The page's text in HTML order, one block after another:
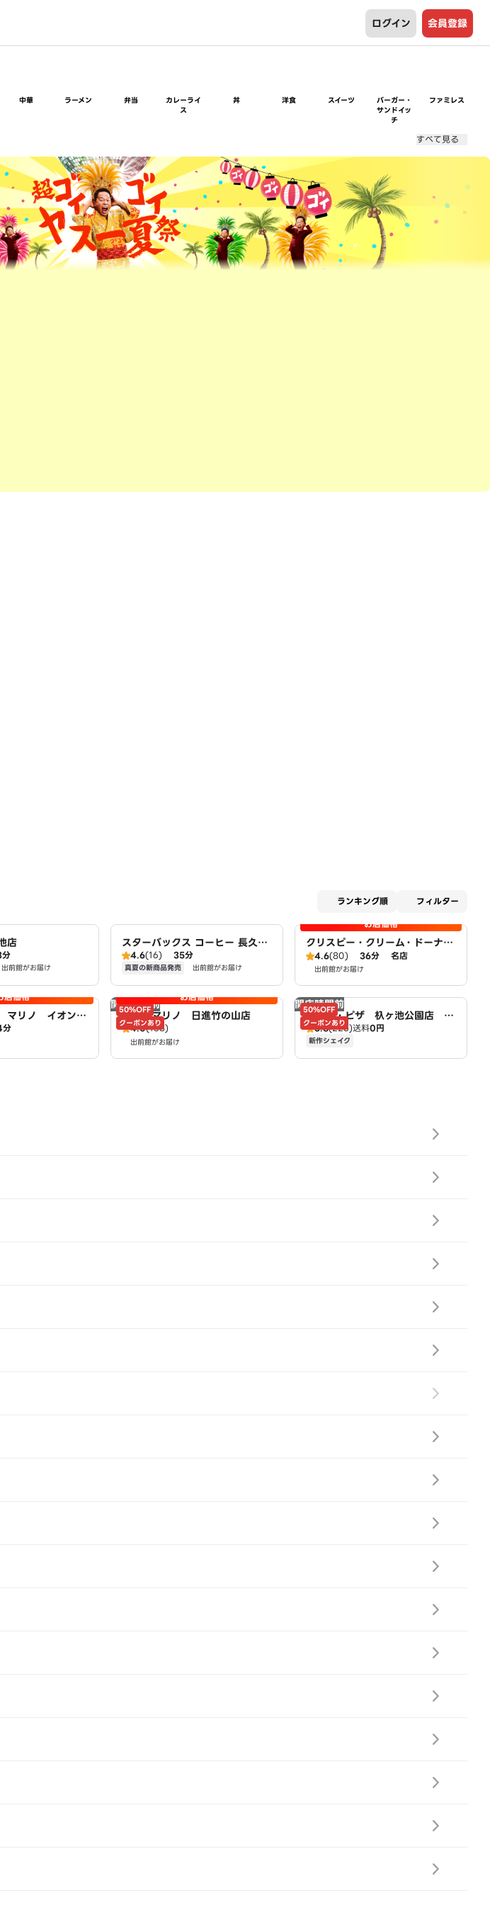
ログイン 会員登録
中華 ラーメン 弁当
カレーライ
ス
丼 洋食 スイーツ
バーガー・
サンドイッ
チ
ファミレス
すべて見る
ランキング順 フィルター
店
出前館がお届け
スターバックス コーヒー 長久手
南けやき通り店
4.6(16) 35分
真夏の新商品発売 出前館がお届け
お店価格
クリスピー・クリーム・ドーナ
ツ Mio香久山店
4.6(80) 36分 名店
出前館がお届け
店価格
マリノ イオンモ
開店時間前
50%OFF
クーポンあり
お店価格
チーズマリノ 日進竹の山店
4.0(168)
出前館がお届け
開店時間前
50%OFF
クーポンあり
ドミノ・ピザ 杁ヶ池公園店 D
omino's
3.8(225)送料0円
新作シェイク